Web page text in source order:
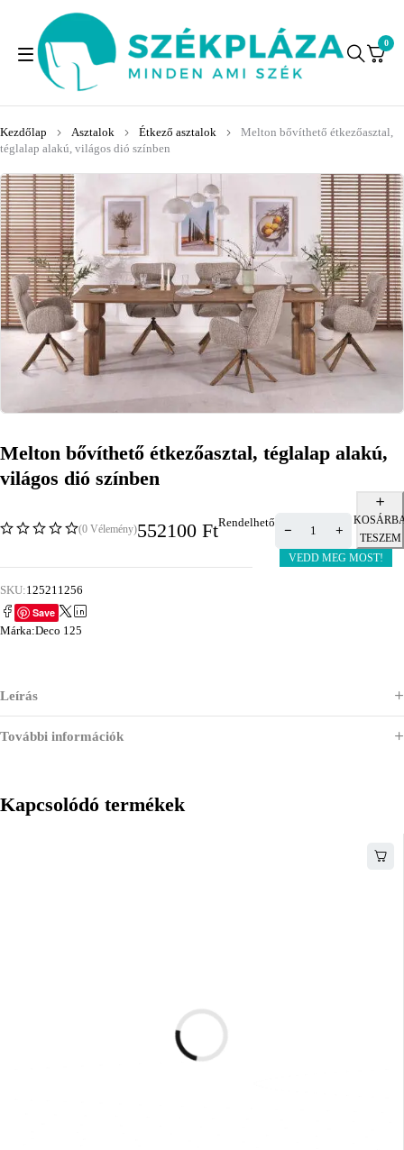
0
Kezdőlap Asztalok Étkező asztalok
Melton bővíthető étkezőasztal,
téglalap alakú, világos dió színben
Melton bővíthető étkezőasztal, téglalap alakú,
világos dió színben
(0 Vélemény)552100 FtRendelhető
TESZEM
VEDD MEG MOST!
SKU:125211256
Save
Márka:Deco 125
Leírás
További információk
Kapcsolódó termékek